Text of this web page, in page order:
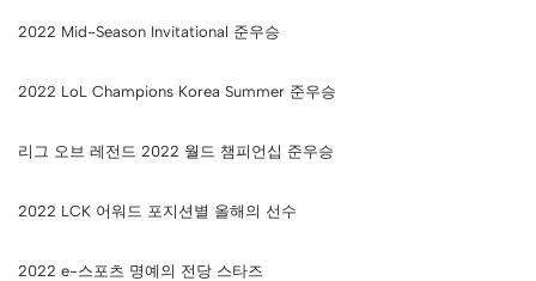
2022 Mid-Season Invitational 준우승
2022 LoL Champions Korea Summer 준우승
리그 오브 레전드 2022 월드 챔피언십 준우승
2022 LCK 어워드 포지션별 올해의 선수
2022 e-스포츠 명예의 전당 스타즈